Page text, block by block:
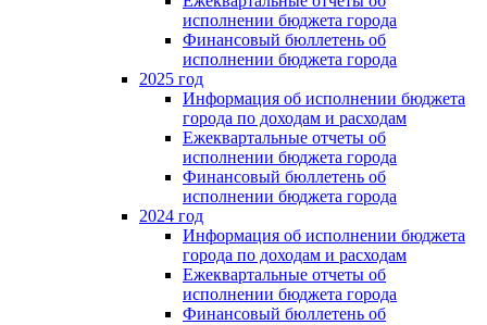
исполнении бюджета города
Финансовый бюллетень об
исполнении бюджета города
2025 год
Информация об исполнении бюджета
города по доходам и расходам
Ежеквартальные отчеты об
исполнении бюджета города
Финансовый бюллетень об
исполнении бюджета города
2024 год
Информация об исполнении бюджета
города по доходам и расходам
Ежеквартальные отчеты об
исполнении бюджета города
Финансовый бюллетень об